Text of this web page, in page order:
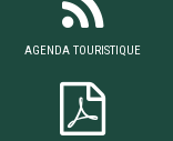
AGENDA TOURISTIQUE